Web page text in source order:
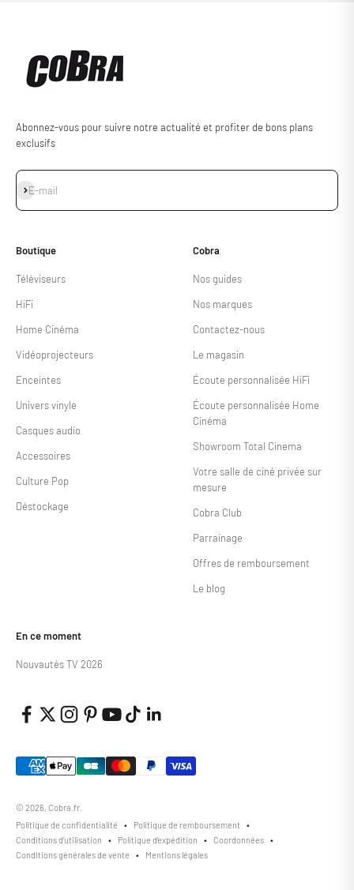
Abonnez-vous pour suivre notre actualité et profiter de bons plans
exclusifs
E-mail
S'inscrire
Boutique
Téléviseurs
HiFi
Home Cinéma
Vidéoprojecteurs
Enceintes
Univers vinyle
Casques audio
Accessoires
Culture Pop
Déstockage
Cobra
Nos guides
Nos marques
Contactez-nous
Le magasin
Écoute personnalisée HiFi
Écoute personnalisée Home
Cinéma
Showroom Total Cinema
Votre salle de ciné privée sur
mesure
Cobra Club
Parrainage
Offres de remboursement
Le blog
En ce moment
Nouvautés TV 2026
© 2026, Cobra.fr.
Politique de confidentialité
Politique de remboursement
Conditions d’utilisation
Politique d’expédition
Coordonnées
Conditions générales de vente
Mentions légales